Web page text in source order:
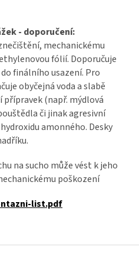
- doporučení:
mechanickému
fólií. Doporučuje
finálního usazení. Pro
obyčejná voda a slabě
(např. mýdlová
či jinak agresivní
amonného. Desky
na sucho může vést k jeho
poškození
list.pdf